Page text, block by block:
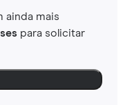
ainda mais
para solicitar